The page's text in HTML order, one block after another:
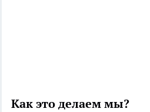
Как это делаем мы?